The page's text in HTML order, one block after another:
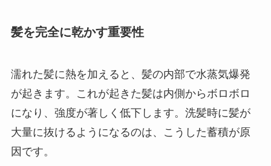
髪を完全に乾かす重要性
濡れた髪に熱を加えると、髪の内部で水蒸気爆発
が起きます。これが起きた髪は内側からボロボロ
になり、強度が著しく低下します。洗髪時に髪が
大量に抜けるようになるのは、こうした蓄積が原
因です。